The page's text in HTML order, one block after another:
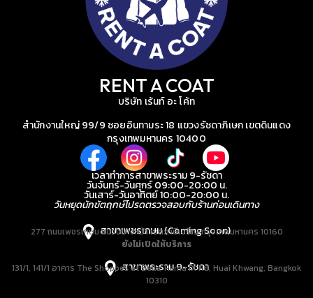
RENT A COAT
บริษัท เร้นท์ อะ โค้ท
สำนักงานใหญ่ 99/9 ซอยอินทามระ 18 แขวงรัชดาภิเษก เขตดินแดง
กรุงเทพมหานคร 10400
เวลาทำการสาขาพระราม 9-รัชดา
วันจันทร์-วันศุกร์ 09:00-20:00 น.
วันเสาร์-วันอาทิตย์ 10:00-20:00 น.
วันหยุดนักขัตฤกษ์โปรดตรวจสอบกับร้านก่อนเดินทาง
สาขาเพชรเกษม (Coming Soon)
277 ถนนเพชรเกษม แขวงบางหว้า เขตภาษีเจริญ กรุงเทพมหานคร 10160
ยังไม่เปิดให้บริการ
สาขาพระราม 9-รัชดา
131/1, 141/1 อาคาร The Shoppes at Belle, Rama IX Rd, Huai Khwang, Bangkok
10310